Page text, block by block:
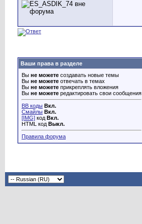
Ваши права в разделе
Вы не можете создавать новые темы
Вы не можете отвечать в темах
Вы не можете прикреплять вложения
Вы не можете редактировать свои сообщения
BB коды Вкл.
Смайлы Вкл.
[IMG] код Вкл.
HTML код Выкл.
Правила форума